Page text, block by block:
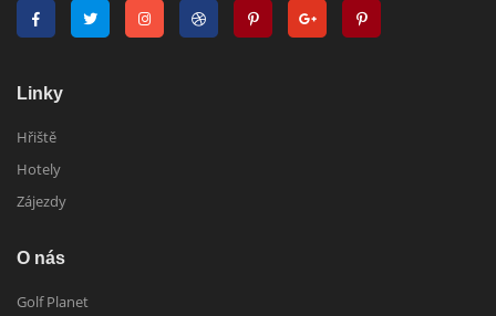
Linky
Hřiště
Hotely
Zájezdy
O nás
Golf Planet